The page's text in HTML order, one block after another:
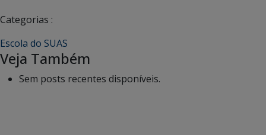
Categorias :
Escola do SUAS
Veja Também
Sem posts recentes disponíveis.